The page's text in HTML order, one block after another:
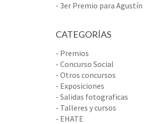
- 3er Premio para Agustín
CATEGORÍAS
- Premios
- Concurso Social
- Otros concursos
- Exposiciones
- Salidas fotograficas
- Talleres y cursos
- EHATE